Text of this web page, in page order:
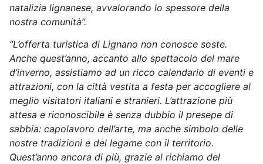
natalizia lignanese, avvalorando lo spessore della
nostra comunità”.
“L’offerta turistica di Lignano non conosce soste.
Anche quest’anno, accanto allo spettacolo del mare
d’inverno, assistiamo ad un ricco calendario di eventi e
attrazioni, con la città vestita a festa per accogliere al
meglio visitatori italiani e stranieri. L’attrazione più
attesa e riconoscibile è senza dubbio il presepe di
sabbia: capolavoro dell’arte, ma anche simbolo delle
nostre tradizioni e del legame con il territorio.
Quest’anno ancora di più, grazie al richiamo del